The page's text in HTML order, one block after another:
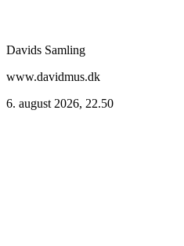
Davids Samling
www.davidmus.dk
6. august 2026, 22.50